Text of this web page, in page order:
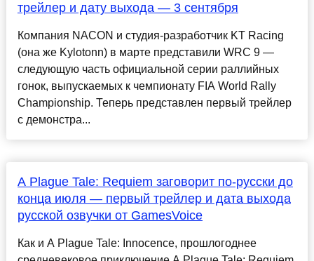
трейлер и дату выхода — 3 сентября
Компания NACON и студия-разработчик KT Racing
(она же Kylotonn) в марте представили WRC 9 —
следующую часть официальной серии раллийных
гонок, выпускаемых к чемпионату FIA World Rally
Championship. Теперь представлен первый трейлер
с демонстра...
A Plague Tale: Requiem заговорит по-русски до
конца июля — первый трейлер и дата выхода
русской озвучки от GamesVoice
Как и A Plague Tale: Innocence, прошлогоднее